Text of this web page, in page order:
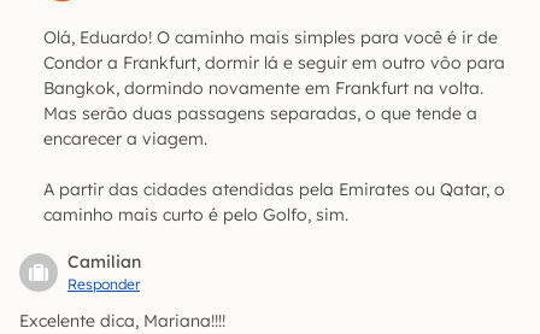
Olá, Eduardo! O caminho mais simples para você é ir de
Condor a Frankfurt, dormir lá e seguir em outro vôo para
Bangkok, dormindo novamente em Frankfurt na volta.
Mas serão duas passagens separadas, o que tende a
encarecer a viagem.
A partir das cidades atendidas pela Emirates ou Qatar, o
caminho mais curto é pelo Golfo, sim.
Camilian
Responder
Excelente dica, Mariana!!!!